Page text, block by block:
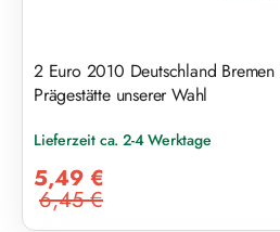
2 Euro 2010 Deutschland Bremen
Prägestätte unserer Wahl
Lieferzeit ca. 2-4 Werktage
5,49 €
Regulärer Preis:
6,45 €